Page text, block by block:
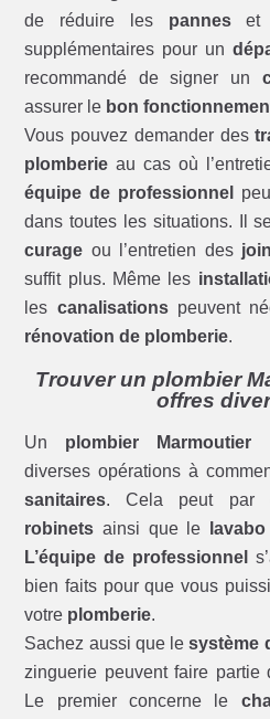
de réduire les panneset
supplémentaires pour un
recommandé de signer un
assurer le bon
Vous pouvez demander des
plomberie au cas où
équipe de professionnel
dans toutes les situations. Il
curage ou l’entretien des
suffit plus. Même les
les canalisationspeuvent
rénovation de plomberie.
Trouver un plombier
offres
Un plombier Marmoutier
diverses opérations à
sanitaires. Cela peut par
robinets ainsi que le lavabo
L’équipe de professionnel
bien faits pour que vous
votre plomberie.
Sachez aussi que lesystème
zinguerie peuvent faire partie
Le premier concerne le